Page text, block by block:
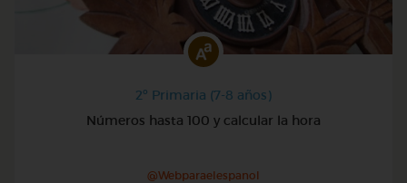
2º Primaria (7-8 años)
Números hasta 100 y calcular la hora
@Webparaelespanol